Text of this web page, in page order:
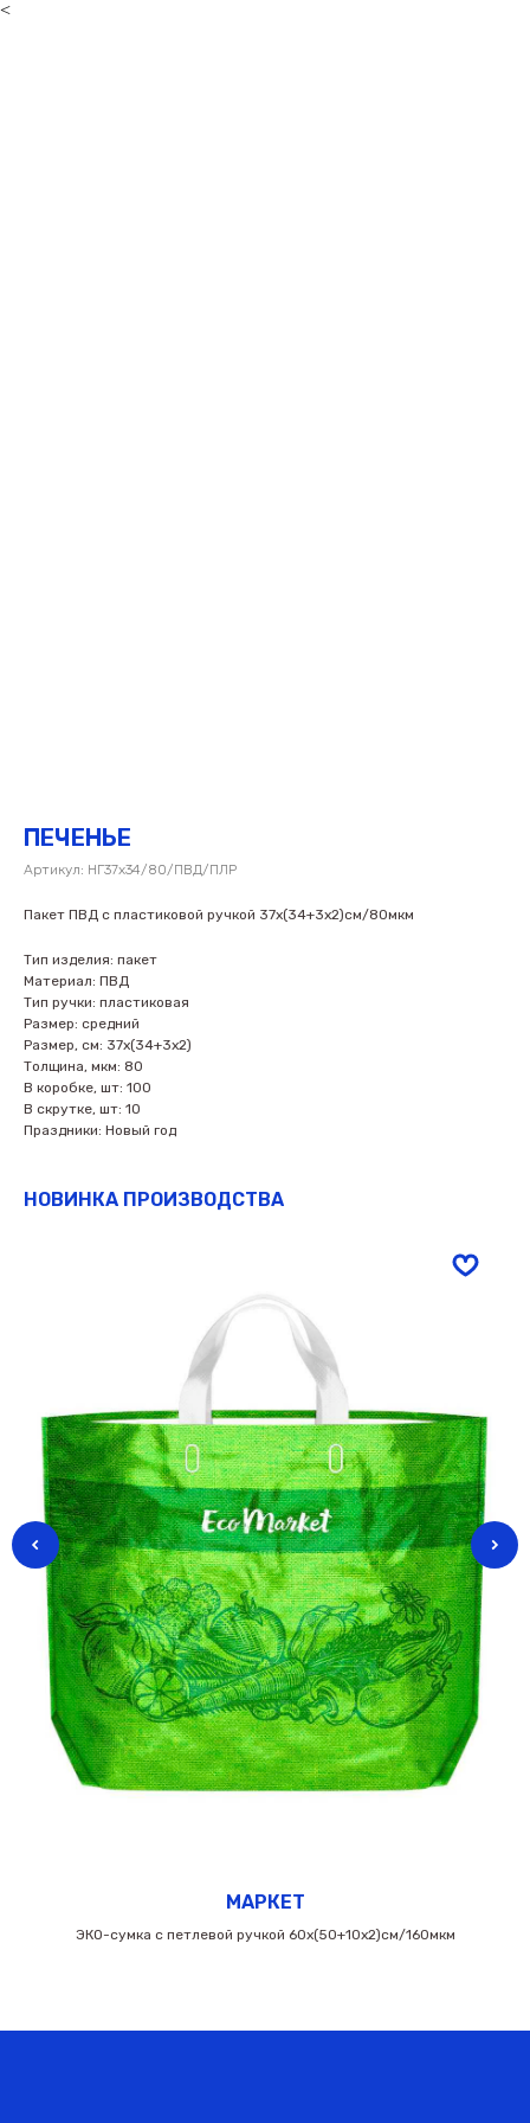
<
ПЕЧЕНЬЕ
Артикул: НГ37х34/80/ПВД/ПЛР
Пакет ПВД с пластиковой ручкой 37х(34+3х2)см/80мкм
Тип изделия: пакет
Материал: ПВД
Тип ручки: пластиковая
Размер: средний
Размер, см: 37х(34+3х2)
Толщина, мкм: 80
В коробке, шт: 100
В скрутке, шт: 10
Праздники: Новый год
НОВИНКА ПРОИЗВОДСТВА
МАРКЕТ
ЭКО-сумка с петлевой ручкой 60х(50+10х2)см/160мкм